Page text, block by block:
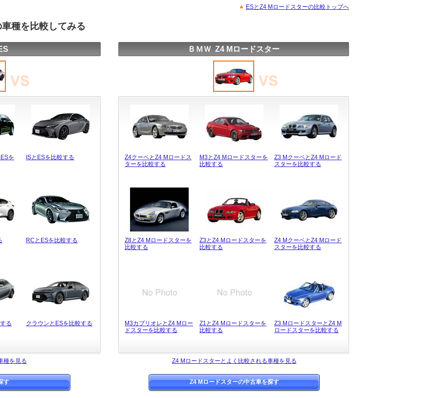
ESとZ4 Mロードスターの比較トップへ
種を比較してみる
を ISとESを比較する
RCとESを比較する
る クラウンとESを比較する
ＢＭＷ Z4 Mロードスター
Z4クーペとZ4 Mロードス
ターを比較する
M3とZ4 Mロードスターを
比較する
Z3 MクーペとZ4 Mロード
スターを比較する
Z8とZ4 Mロードスターを
比較する
Z3とZ4 Mロードスターを
比較する
Z4 MクーペとZ4 Mロード
スターを比較する
M3カブリオレとZ4 Mロー
ドスターを比較する
Z1とZ4 Mロードスターを
比較する
Z3 MロードスターとZ4 M
ロードスターを比較する
種を見る Z4 Mロードスターとよく比較される車種を見る
す Z4 Mロードスターの中古車を探す